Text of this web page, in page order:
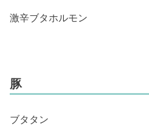
激辛ブタホルモン
豚
ブタタン